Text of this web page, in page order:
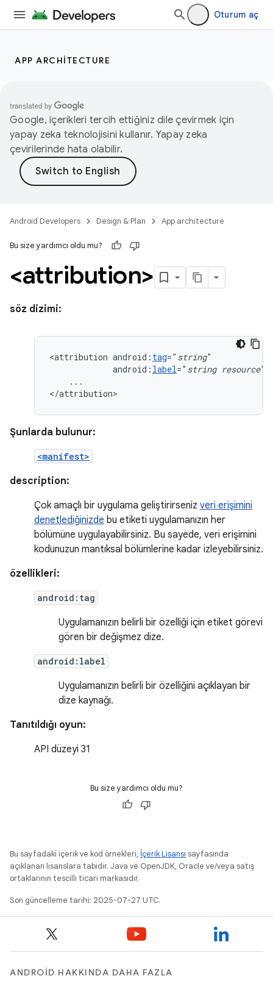
Oturum aç
APP ARCHITECTURE
Google, içerikleri tercih ettiğiniz dile çevirmek için
yapay zeka teknolojisini kullanır. Yapay zeka
çevirilerinde hata olabilir.
Android Developers Design & Plan App architecture
Bu size yardımcı oldu mu?
<attribution>
söz dizimi:
<attribution android: tag=" string
android: label=" string resource
...
</attribution>
Şunlarda bulunur:
<manifest>
description:
Çok amaçlı bir uygulama geliştirirseniz veri erişimini
denetlediğinizde bu etiketi uygulamanızın her
bölümüne uygulayabilirsiniz. Bu sayede, veri erişimini
kodunuzun mantıksal bölümlerine kadar izleyebilirsiniz.
özellikleri:
android:tag
Uygulamanızın belirli bir özelliği için etiket görevi
gören bir değişmez dize.
android:label
Uygulamanızın belirli bir özelliğini açıklayan bir
dize kaynağı.
Tanıtıldığı oyun:
API düzeyi 31
Bu size yardımcı oldu mu?
Bu sayfadaki içerik ve kod örnekleri, İçerik Lisansı sayfasında
açıklanan lisanslara tabidir. Java ve OpenJDK, Oracle ve/veya satış
ortaklarının tescilli ticari markasıdır.
Son güncelleme tarihi: 2025-07-27 UTC.
ANDROID HAKKINDA DAHA FAZLA